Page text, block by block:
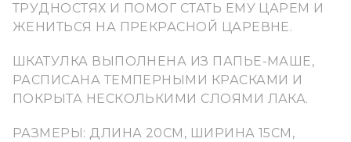
ТРУДНОСТЯХ И ПОМОГ СТАТЬ ЕМУ ЦАРЕМ И
ЖЕНИТЬСЯ НА ПРЕКРАСНОЙ ЦАРЕВНЕ.
ШКАТУЛКА ВЫПОЛНЕНА ИЗ ПАПЬЕ-МАШЕ,
РАСПИСАНА ТЕМПЕРНЫМИ КРАСКАМИ И
ПОКРЫТА НЕСКОЛЬКИМИ СЛОЯМИ ЛАКА.
РАЗМЕРЫ: ДЛИНА 20CM, ШИРИНА 15CM,